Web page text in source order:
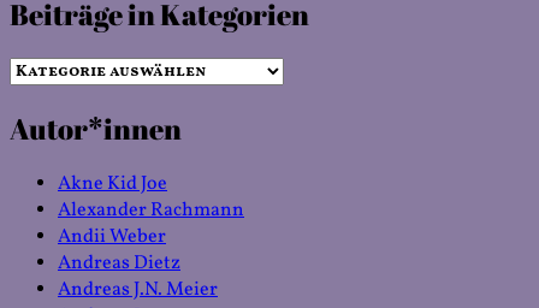
Beiträge in Kategorien
Beiträge
Kategorien
Autor*innen
Akne Kid Joe
Alexander Rachmann
Andii Weber
Andreas Dietz
Andreas J.N. Meier